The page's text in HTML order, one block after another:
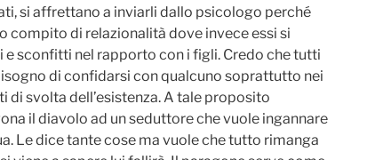
si affrettano a inviarli dallo psicologo perché
compito di relazionalità dove invece essi si
e sconfitti nel rapporto con i figli. Credo che tutti
di confidarsi con qualcuno soprattutto nei
di svolta dell’esistenza. A tale proposito
il diavolo ad un seduttore che vuole ingannare
Le dice tante cose ma vuole che tutto rimanga